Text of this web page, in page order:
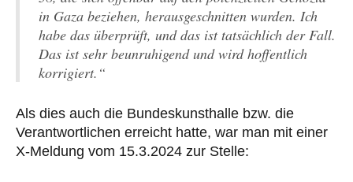
in Gaza beziehen, herausgeschnitten wurden. Ich
habe das überprüft, und das ist tatsächlich der Fall.
Das ist sehr beunruhigend und wird hoffentlich
korrigiert.“
Als dies auch die Bundeskunsthalle bzw. die
Verantwortlichen erreicht hatte, war man mit einer
X-Meldung vom 15.3.2024 zur Stelle: